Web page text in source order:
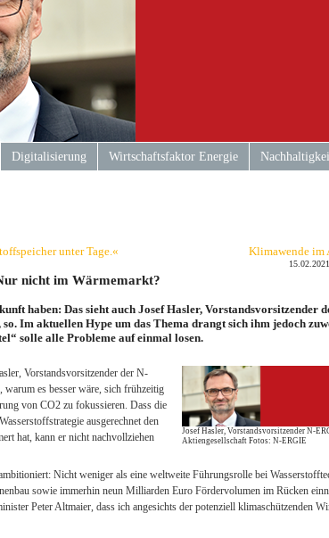
Digitalisierung Wirtschaftsfaktor Energie
Klimawende im
unter Tage.«
nicht im Wärmemarkt?
haben: Das sieht auch Josef Hasler, Vorstandsvorsitzender
Im aktuellen Hype um das Thema drangt sich ihm jedoch
solle alle Probleme auf einmal losen.
Josef Hasler, Vorstandsvorsitzender N-
Aktiengesellschaft Fotos: N-ERGIE
Vorstandsvorsitzender der N-
es besser wäre, sich frühzeitig
von CO2 zu fokussieren. Dass die
ausgerechnet den
hat, kann er nicht nachvollziehen
Nicht weniger als eine weltweite Führungsrolle bei
sowie immerhin neun Milliarden Euro Fördervolumen im Rücken
Peter Altmaier, dass ich angesichts der potenziell klimaschützenden